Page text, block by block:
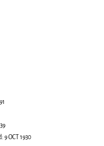
9 OCT 1930